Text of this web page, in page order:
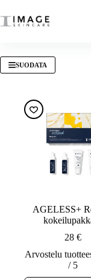
SUODATA
AGELESS+
28€
Arvostelu
/ 5